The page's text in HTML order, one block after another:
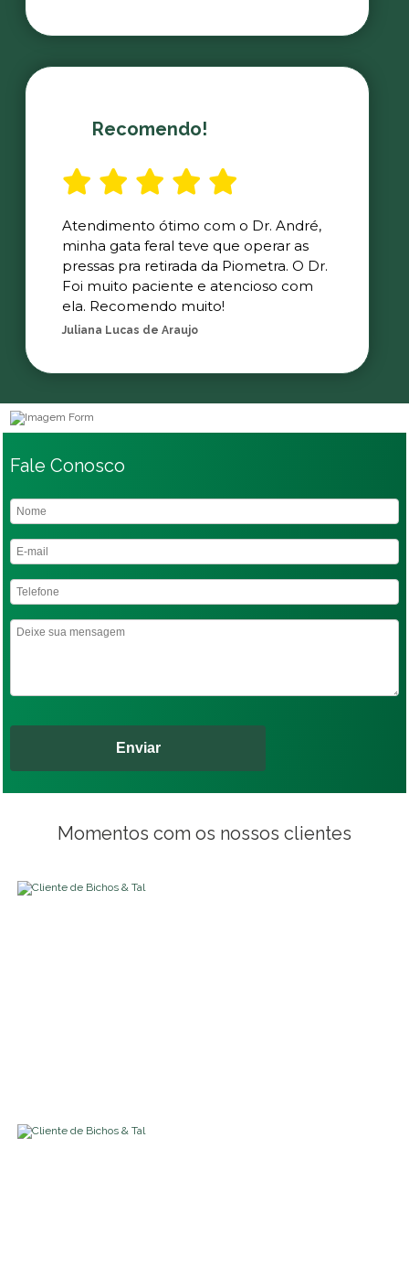
Recomendo!
Atendimento ótimo com o Dr. André,
minha gata feral teve que operar as
pressas pra retirada da Piometra. O Dr.
Foi muito paciente e atencioso com
ela. Recomendo muito!
Juliana Lucas de Araujo
Fale Conosco
Momentos com os nossos clientes